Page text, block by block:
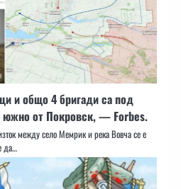
и общо 4 бригади са под
южно от Покровск, — Forbes.
между село Мемрик и река Вовча се е
да…